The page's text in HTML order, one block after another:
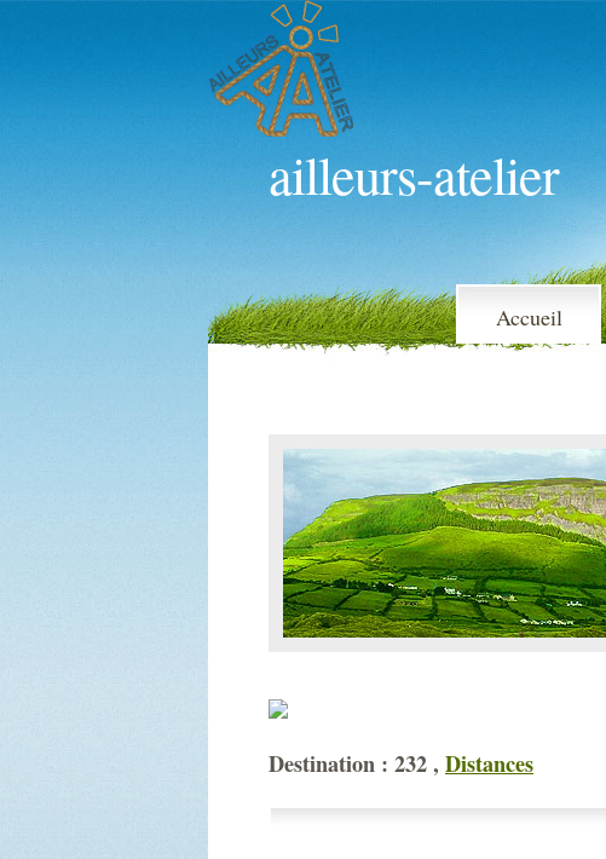
ailleurs-atelier
Accueil
Destination : 232 , Distances